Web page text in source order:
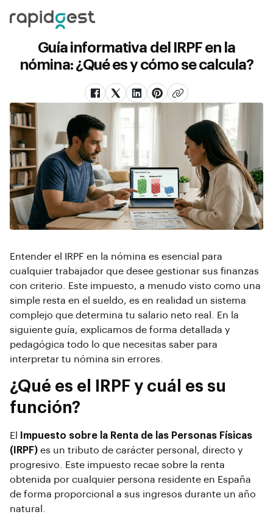
Guía informativa del IRPF en la
nómina: ¿Qué es y cómo se calcula?
Entender el IRPF en la nómina es esencial para
cualquier trabajador que desee gestionar sus finanzas
con criterio. Este impuesto, a menudo visto como una
simple resta en el sueldo, es en realidad un sistema
complejo que determina tu salario neto real. En la
siguiente guía, explicamos de forma detallada y
pedagógica todo lo que necesitas saber para
interpretar tu nómina sin errores.
¿Qué es el IRPF y cuál es su
función?
El
Impuesto sobre la Renta de las Personas Físicas
(IRPF) es un tributo de carácter personal, directo y
progresivo. Este impuesto recae sobre la renta
obtenida por cualquier persona residente en España
de forma proporcional a sus ingresos durante un año
natural.